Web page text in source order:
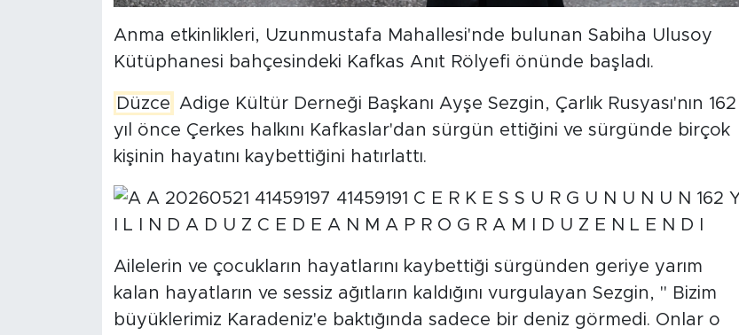
Anma etkinlikleri, Uzunmustafa Mahallesi'nde bulunan Sabiha Ulusoy
Kütüphanesi bahçesindeki Kafkas Anıt Rölyefi önünde başladı.
Düzce Adige Kültür Derneği Başkanı Ayşe Sezgin, Çarlık Rusyası'nın 162
yıl önce Çerkes halkını Kafkaslar'dan sürgün ettiğini ve sürgünde birçok
kişinin hayatını kaybettiğini hatırlattı.
Ailelerin ve çocukların hayatlarını kaybettiği sürgünden geriye yarım
kalan hayatların ve sessiz ağıtların kaldığını vurgulayan Sezgin, " Bizim
büyüklerimiz Karadeniz'e baktığında sadece bir deniz görmedi. Onlar o